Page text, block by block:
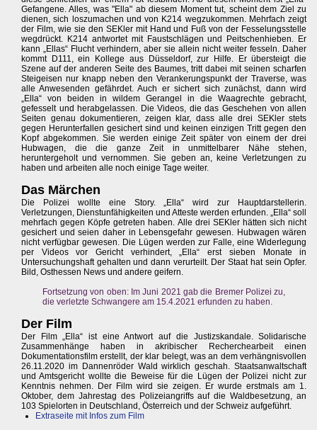
Gefangene. Alles, was "Ella" ab diesem Moment tut, scheint dem Ziel zu
dienen, sich loszumachen und von K214 wegzukommen. Mehrfach zeigt
der Film, wie sie den SEKler mit Hand und Fuß von der Fesselungsstelle
wegdrückt. K214 antwortet mit Faustschlägen und Peitschenhieben. Er
kann „Ellas“ Flucht verhindern, aber sie allein nicht weiter fesseln. Daher
kommt D111, ein Kollege aus Düsseldorf, zur Hilfe. Er übersteigt die
Szene auf der anderen Seite des Baumes, tritt dabei mit seinen scharfen
Steigeisen nur knapp neben den Verankerungspunkt der Traverse, was
alle Anwesenden gefährdet. Auch er sichert sich zunächst, dann wird
„Ella“ von beiden in wildem Gerangel in die Waagrechte gebracht,
gefesselt und herabgelassen. Die Videos, die das Geschehen von allen
Seiten genau dokumentieren, zeigen klar, dass alle drei SEKler stets
gegen Herunterfallen gesichert sind und keinen einzigen Tritt gegen den
Kopf abgekommen. Sie werden einige Zeit später von einem der drei
Hubwagen, die die ganze Zeit in unmittelbarer Nähe stehen,
heruntergeholt und vernommen. Sie geben an, keine Verletzungen zu
haben und arbeiten alle noch einige Tage weiter.
Das Märchen
Die Polizei wollte eine Story. „Ella“ wird zur Hauptdarstellerin.
Verletzungen, Dienstunfähigkeiten und Atteste werden erfunden. „Ella“ soll
mehrfach gegen Köpfe getreten haben. Alle drei SEKler hätten sich nicht
gesichert und seien daher in Lebensgefahr gewesen. Hubwagen wären
nicht verfügbar gewesen. Die Lügen werden zur Falle, eine Widerlegung
per Videos vor Gericht verhindert, „Ella“ erst sieben Monate in
Untersuchungshaft gehalten und dann verurteilt. Der Staat hat sein Opfer.
Bild, Osthessen News und andere geifern.
Fortsetzung von oben: Im Juni 2021 gab die Bremer Polizei zu,
die verletzte Schwangere am 15.4.2021 erfunden zu haben.
Der Film
Der Film „Ella“ ist eine Antwort auf die Justizskandale. Solidarische
Zusammenhänge haben in akribischer Recherchearbeit einen
Dokumentationsfilm erstellt, der klar belegt, was an dem verhängnisvollen
26.11.2020 im Dannenröder Wald wirklich geschah. Staatsanwaltschaft
und Amtsgericht wollte die Beweise für die Lügen der Polizei nicht zur
Kenntnis nehmen. Der Film wird sie zeigen. Er wurde erstmals am 1.
Oktober, dem Jahrestag des Polizeiangriffs auf die Waldbesetzung, an
103 Spielorten in Deutschland, Österreich und der Schweiz aufgeführt.
Extraseite mit Infos zum Film